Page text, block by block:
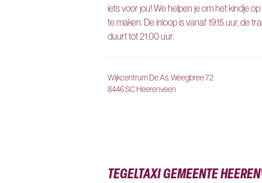
iets voor jou! We helpen je om het kindje
te maken. De inloop is vanaf 19.15 uur, de
duurt tot 21.00 uur.
Wijkcentrum De As, Weegbree 72
8446 SC Heerenveen
TEGELTAXI GEMEENTE